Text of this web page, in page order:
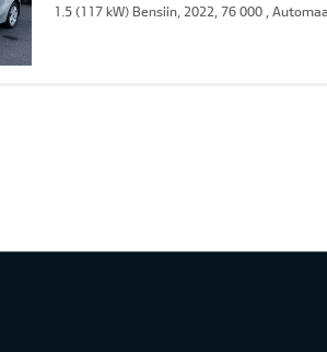
1.5 (117 kW) Bensiin, 2022, 76 000 ,